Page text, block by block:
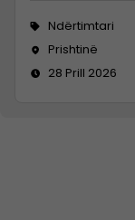
Ndërtimtari
Prishtinë
28 Prill 2026